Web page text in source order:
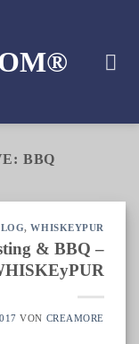
BBQ
,WHISKEYPUR
& BBQ –
VON CREAMORE